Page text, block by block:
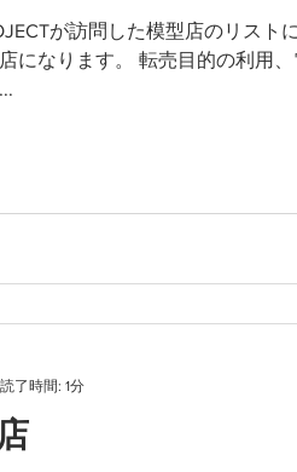
が訪問した模型店のリス
になります。 転売目的の利用
読了時間: 1分